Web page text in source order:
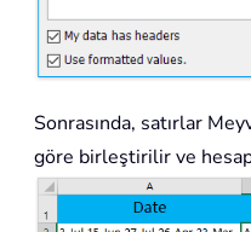
Sonrasında, satırlar
göre birleştirilir ve